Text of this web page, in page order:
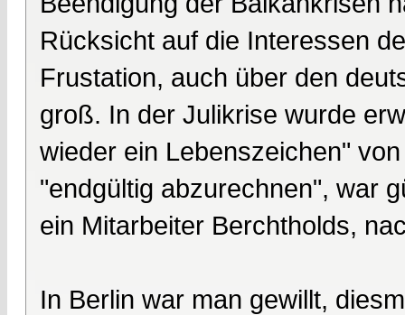
Rücksicht auf die Interessen
Frustation, auch über den
groß. In der Julikrise wurde
wieder ein Lebenszeichen"
"endgültig abzurechnen", war
ein Mitarbeiter Berchtholds,
In Berlin war man gewillt,